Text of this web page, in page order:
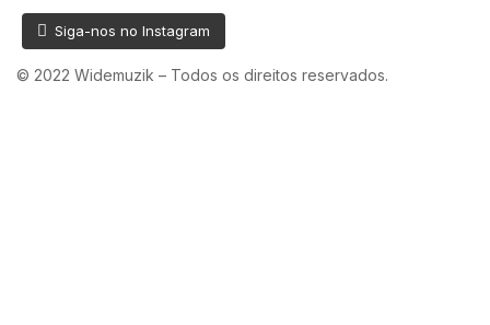
Siga-nos no Instagram
© 2022 Widemuzik – Todos os direitos reservados.